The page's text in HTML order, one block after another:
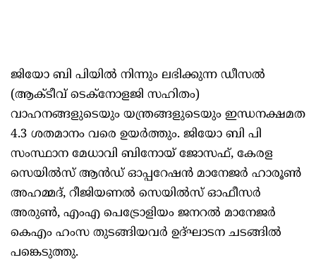
ജിയോ ബി പിയിൽ നിന്നും ലഭിക്കുന്ന ഡീസൽ
(ആക്ടീവ് ടെക്നോളജി സഹിതം)
വാഹനങ്ങളുടെയും യന്ത്രങ്ങളുടെയും ഇന്ധനക്ഷമത
4.3 ശതമാനം വരെ ഉയർത്തും. ജിയോ ബി പി
സംസ്ഥാന മേധാവി ബിനോയ് ജോസഫ്, കേരള
സെയിൽസ് ആൻഡ് ഓപ്പറേഷൻ മാനേജർ ഹാരൂൺ
അഹമ്മദ്, റീജിയണൽ സെയിൽസ് ഓഫീസർ
അരുൺ, എംഎ പെട്രോളിയം ജനറൽ മാനേജർ
കെഎം ഹംസ തുടങ്ങിയവർ ഉദ്ഘാടന ചടങ്ങിൽ
പങ്കെടുത്തു.